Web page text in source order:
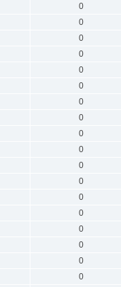
0
0
0
0
0
0
0
0
0
0
0
0
0
0
0
0
0
0